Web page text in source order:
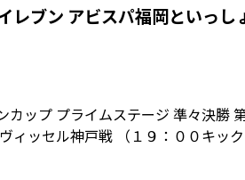
レブン アビスパ福岡といっ
カップ プライムステージ 準々決勝
ィッセル神戸戦 （１９：００キッ